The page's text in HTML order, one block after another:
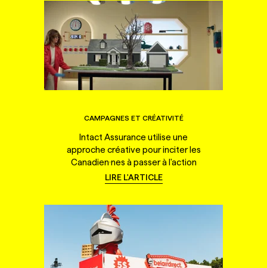
CAMPAGNES ET CRÉATIVITÉ
Intact Assurance utilise une
approche créative pour inciter les
Canadien·nes à passer à l'action
LIRE L'ARTICLE